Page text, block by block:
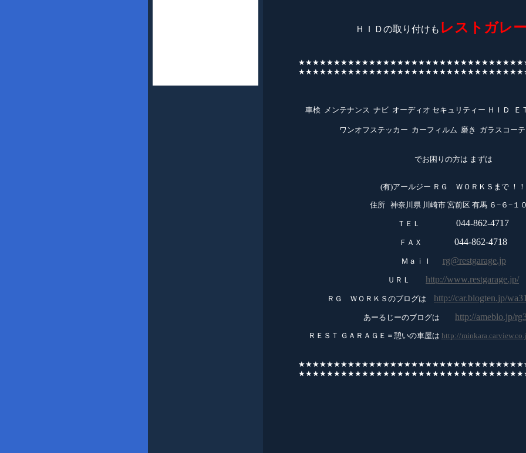
ＨＩＤの取り付けも レストガレ
車検 メンテナンス ナビ オーディオ セキュリティー ＨＩＤ Ｅ
ワンオフステッカー カーフィルム 磨き ガラスコー
でお困りの方は まずは
(有)アールジー ＲＧ ＷＯＲＫＳまで ！！
住所 神奈川県 川崎市 宮前区 有馬 ６−６−
ＴＥＬ 044-862-4717
ＦＡＸ 044-862-4718
Ｍａｉｌ rg@restgarage.jp
ＵＲＬ http://www.restgarage.jp/
ＲＧ ＷＯＲＫＳのブログは http://car.blogten.jp/
あーるじーのブログは http://ameblo.jp/
ＲＥＳＴ ＧＡＲＡＧＥ＝憩いの車屋は http://